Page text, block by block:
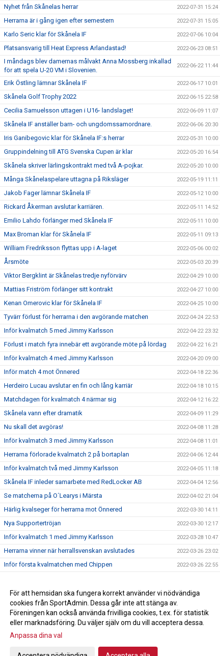
Nyhet från Skånelas herrar 2022-07-31 15:24
Herrarna är i gång igen efter semestern 2022-07-31 15:05
Karlo Seric klar för Skånela IF 2022-07-06 10:04
Platsansvarig till Heat Express Arlandastad! 2022-06-23 08:51
I måndags blev damernas målvakt Anna Mossberg inkallad
för att spela U-20 VM i Slovenien.
2022-06-22 11:44
Erik Östling lämnar Skånela IF 2022-06-17 10:01
Skånela Golf Trophy 2022 2022-06-15 22:58
Cecilia Samuelsson uttagen i U16- landslaget! 2022-06-09 11:07
Skånela IF anställer barn- och ungdomssamordnare. 2022-06-06 20:30
Iris Ganibegovic klar för Skånela IF:s herrar 2022-05-31 10:00
Gruppindelning till ATG Svenska Cupen är klar 2022-05-20 16:54
Skånela skriver lärlingskontrakt med två A-pojkar. 2022-05-20 10:00
Många Skånelaspelare uttagna på Riksläger 2022-05-19 11:11
Jakob Fager lämnar Skånela IF 2022-05-12 10:00
Rickard Åkerman avslutar karriären. 2022-05-11 14:52
Emilio Lahdo förlänger med Skånela IF 2022-05-11 10:00
Max Broman klar för Skånela IF 2022-05-11 09:13
William Fredriksson flyttas upp i A-laget 2022-05-06 00:02
Årsmöte 2022-05-03 20:39
Viktor Bergklint är Skånelas tredje nyförvärv 2022-04-29 10:00
Mattias Friström förlänger sitt kontrakt 2022-04-27 10:00
Kenan Omerovic klar för Skånela IF 2022-04-25 10:00
Tyvärr förlust för herrarna i den avgörande matchen 2022-04-24 22:53
Inför kvalmatch 5 med Jimmy Karlsson 2022-04-22 23:32
Förlust i match fyra innebär ett avgörande möte på lördag 2022-04-22 16:21
Inför kvalmatch 4 med Jimmy Karlsson 2022-04-20 09:00
Inför match 4 mot Önnered 2022-04-18 22:36
Herdeiro Lucau avslutar en fin och lång karriär 2022-04-18 10:15
Matchdagen för kvalmatch 4 närmar sig 2022-04-12 16:22
Skånela vann efter dramatik 2022-04-09 11:29
Nu skall det avgöras! 2022-04-08 11:28
Inför kvalmatch 3 med Jimmy Karlsson 2022-04-08 11:01
Herrarna förlorade kvalmatch 2 på bortaplan 2022-04-06 12:44
Inför kvalmatch två med Jimmy Karlsson 2022-04-05 11:18
Skånela IF inleder samarbete med RedLocker AB 2022-04-04 12:56
Se matcherna på O´Learys i Märsta 2022-04-02 21:04
Härlig kvalseger för herrarna mot Önnered 2022-03-30 14:11
Nya Supportertröjan 2022-03-30 12:17
Inför kvalmatch 1 med Jimmy Karlsson 2022-03-28 10:47
Herrarna vinner när herrallsvenskan avslutades 2022-03-26 23:02
Inför första kvalmatchen med Chippen 2022-03-26 22:55
KVALEXPLOSION 2022-03-24 13:24
Herrarna klara för kval till Handbollsligan 2022-03-23 13:57
Anna Mossberg förlänger med Skånela IF 2022-03-15 10:13
Alexandra Schaerlund skriver nytt!
För att hemsidan ska fungera korrekt använder vi nödvändiga
cookies från SportAdmin. Dessa går inte att stänga av.
Föreningen kan också använda frivilliga cookies, t.ex. för statistik
eller marknadsföring. Du väljer själv om du vill acceptera dessa.
Anpassa dina val